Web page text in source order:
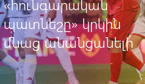
7 օր առաջ
«հունգարական
պատնեշը» կրկին
մնաց անանցանելի